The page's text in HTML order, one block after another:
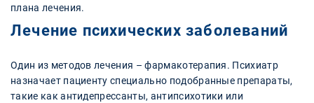
плана лечения.
Лечение психических заболеваний
Один из методов лечения – фармакотерапия. Психиатр
назначает пациенту специально подобранные препараты,
такие как антидепрессанты, антипсихотики или